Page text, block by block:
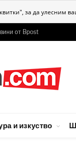
за да улесним
от Bpost
и изкуство